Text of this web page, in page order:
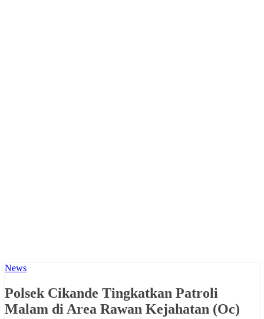
News
Polsek Cikande Tingkatkan Patroli
Malam di Area Rawan Kejahatan (Oc)